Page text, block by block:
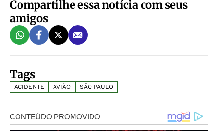
Compartilhe essa notícia com seus
amigos
Tags
ACIDENTE AVIÃO SÃO PAULO